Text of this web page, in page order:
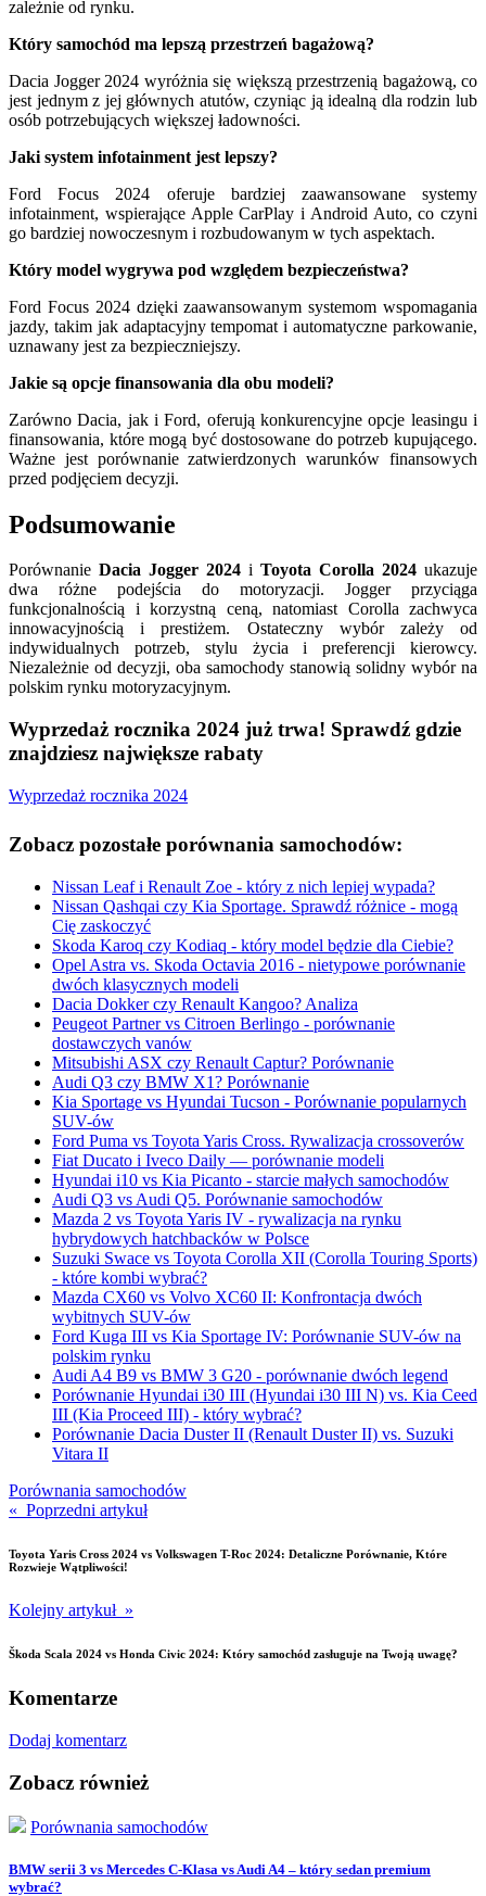
zależnie od rynku.
Który samochód ma lepszą przestrzeń bagażową?
Dacia Jogger 2024 wyróżnia się większą przestrzenią bagażową, co
jest jednym z jej głównych atutów, czyniąc ją idealną dla rodzin lub
osób potrzebujących większej ładowności.
Jaki system infotainment jest lepszy?
Ford Focus 2024 oferuje bardziej zaawansowane systemy
infotainment, wspierające Apple CarPlay i Android Auto, co czyni
go bardziej nowoczesnym i rozbudowanym w tych aspektach.
Który model wygrywa pod względem bezpieczeństwa?
Ford Focus 2024 dzięki zaawansowanym systemom wspomagania
jazdy, takim jak adaptacyjny tempomat i automatyczne parkowanie,
uznawany jest za bezpieczniejszy.
Jakie są opcje finansowania dla obu modeli?
Zarówno Dacia, jak i Ford, oferują konkurencyjne opcje leasingu i
finansowania, które mogą być dostosowane do potrzeb kupującego.
Ważne jest porównanie zatwierdzonych warunków finansowych
przed podjęciem decyzji.
Podsumowanie
Porównanie Dacia Jogger 2024 i Toyota Corolla 2024 ukazuje
dwa różne podejścia do motoryzacji. Jogger przyciąga
funkcjonalnością i korzystną ceną, natomiast Corolla zachwyca
innowacyjnością i prestiżem. Ostateczny wybór zależy od
indywidualnych potrzeb, stylu życia i preferencji kierowcy.
Niezależnie od decyzji, oba samochody stanowią solidny wybór na
polskim rynku motoryzacyjnym.
Wyprzedaż rocznika 2024 już trwa! Sprawdź gdzie
znajdziesz największe rabaty
Wyprzedaż rocznika 2024
Zobacz pozostałe porównania samochodów:
Nissan Leaf i Renault Zoe - który z nich lepiej wypada?
Nissan Qashqai czy Kia Sportage. Sprawdź różnice - mogą
Cię zaskoczyć
Skoda Karoq czy Kodiaq - który model będzie dla Ciebie?
Opel Astra vs. Skoda Octavia 2016 - nietypowe porównanie
dwóch klasycznych modeli
Dacia Dokker czy Renault Kangoo? Analiza
Peugeot Partner vs Citroen Berlingo - porównanie
dostawczych vanów
Mitsubishi ASX czy Renault Captur? Porównanie
Audi Q3 czy BMW X1? Porównanie
Kia Sportage vs Hyundai Tucson - Porównanie popularnych
SUV-ów
Ford Puma vs Toyota Yaris Cross. Rywalizacja crossoverów
Fiat Ducato i Iveco Daily — porównanie modeli
Hyundai i10 vs Kia Picanto - starcie małych samochodów
Audi Q3 vs Audi Q5. Porównanie samochodów
Mazda 2 vs Toyota Yaris IV - rywalizacja na rynku
hybrydowych hatchbacków w Polsce
Suzuki Swace vs Toyota Corolla XII (Corolla Touring Sports)
- które kombi wybrać?
Mazda CX60 vs Volvo XC60 II: Konfrontacja dwóch
wybitnych SUV-ów
Ford Kuga III vs Kia Sportage IV: Porównanie SUV-ów na
polskim rynku
Audi A4 B9 vs BMW 3 G20 - porównanie dwóch legend
Porównanie Hyundai i30 III (Hyundai i30 III N) vs. Kia Ceed
III (Kia Proceed III) - który wybrać?
Porównanie Dacia Duster II (Renault Duster II) vs. Suzuki
Vitara II
Porównania samochodów
« Poprzedni artykuł
Toyota Yaris Cross 2024 vs Volkswagen T-Roc 2024: Detaliczne Porównanie, Które
Rozwieje Wątpliwości!
Kolejny artykuł »
Škoda Scala 2024 vs Honda Civic 2024: Który samochód zasługuje na Twoją uwagę?
Komentarze
Dodaj komentarz
Zobacz również
Porównania samochodów
BMW serii 3 vs Mercedes C-Klasa vs Audi A4 – który sedan premium
wybrać?